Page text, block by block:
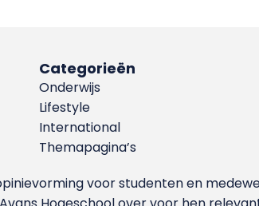
Categorieën
Onderwijs
Lifestyle
International
Themapagina’s
voor studenten en